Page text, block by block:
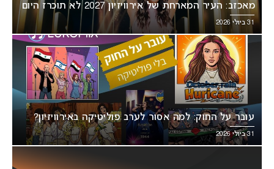
מאכזב: העיר המארחת של אירוויזיון 2027 לא תוכרז היום
31 ביולי 2026
עובר על החוק: למה אסור לערב פוליטיקה באירוויזיון?
31 ביולי 2026